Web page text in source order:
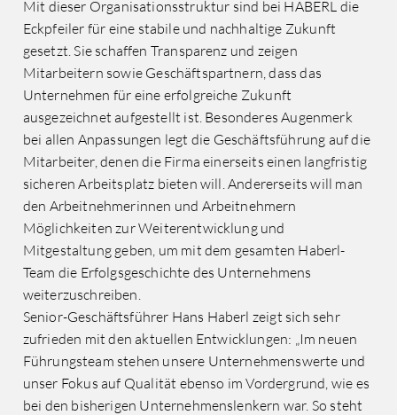
Mit dieser Organisationsstruktur sind bei HABERL die
Eckpfeiler für eine stabile und nachhaltige Zukunft
gesetzt. Sie schaffen Transparenz und zeigen
Mitarbeitern sowie Geschäftspartnern, dass das
Unternehmen für eine erfolgreiche Zukunft
ausgezeichnet aufgestellt ist. Besonderes Augenmerk
bei allen Anpassungen legt die Geschäftsführung auf die
Mitarbeiter, denen die Firma einerseits einen langfristig
sicheren Arbeitsplatz bieten will. Andererseits will man
den Arbeitnehmerinnen und Arbeitnehmern
Möglichkeiten zur Weiterentwicklung und
Mitgestaltung geben, um mit dem gesamten Haberl-
Team die Erfolgsgeschichte des Unternehmens
weiterzuschreiben.
Senior-Geschäftsführer Hans Haberl zeigt sich sehr
zufrieden mit den aktuellen Entwicklungen: „Im neuen
Führungsteam stehen unsere Unternehmenswerte und
unser Fokus auf Qualität ebenso im Vordergrund, wie es
bei den bisherigen Unternehmenslenkern war. So steht